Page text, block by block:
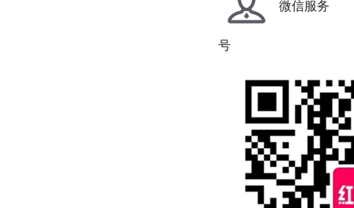
微信服务
号